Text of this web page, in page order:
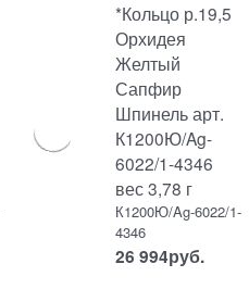
*Кольцо р.19,5
Орхидея
Желтый
Сапфир
Шпинель арт.
К1200Ю/Ag-
6022/1-4346
вес 3,78 г
К1200Ю/Ag-6022/1-
4346
26 994руб.